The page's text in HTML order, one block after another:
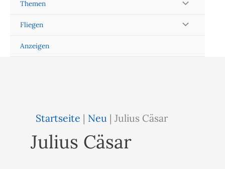
Themen
Fliegen
Anzeigen
Startseite | Neu |Julius Cäsar
Julius Cäsar